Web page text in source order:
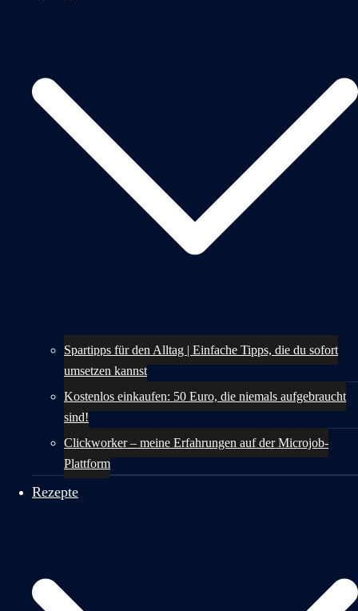
Spartipps für den Alltag | Einfache Tipps, die du sofort
umsetzen kannst
Kostenlos einkaufen: 50 Euro, die niemals aufgebraucht
sind!
Clickworker – meine Erfahrungen auf der Microjob-
Plattform
Rezepte